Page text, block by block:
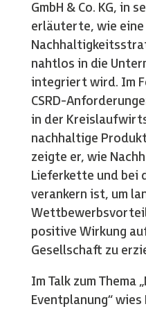
GmbH & Co. KG, in
erläuterte, wie eine
nahtlos in die
integriert wird. Im
CSRD-
in der
nachhaltige
zeigte er, wie
Lieferkette und bei
verankern ist, um
positive Wirkung
Gesellschaft zu
Im Talk zum
Eventplanung“